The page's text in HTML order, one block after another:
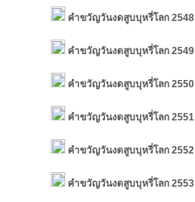
คำขวัญวันงดสูบบุหรี่โลก 2548
คำขวัญวันงดสูบบุหรี่โลก 2549
คำขวัญวันงดสูบบุหรี่โลก 2550
คำขวัญวันงดสูบบุหรี่โลก 2551
คำขวัญวันงดสูบบุหรี่โลก 2552
คำขวัญวันงดสูบบุหรี่โลก 2553